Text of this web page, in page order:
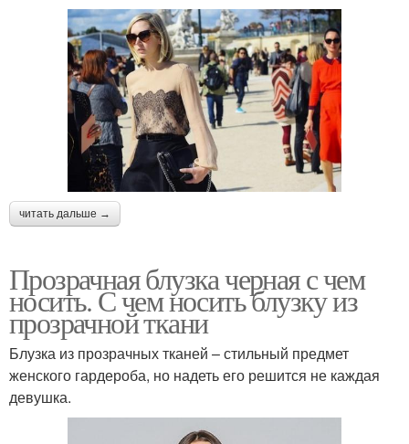
читать дальше →
Прозрачная блузка черная с чем
носить. С чем носить блузку из
прозрачной ткани
Блузка из прозрачных тканей – стильный предмет
женского гардероба, но надеть его решится не каждая
девушка.